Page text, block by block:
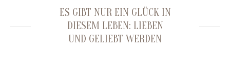
ES GIBT NUR EIN GLÜCK IN
DIESEM LEBEN: LIEBEN
UND GELIEBT WERDEN